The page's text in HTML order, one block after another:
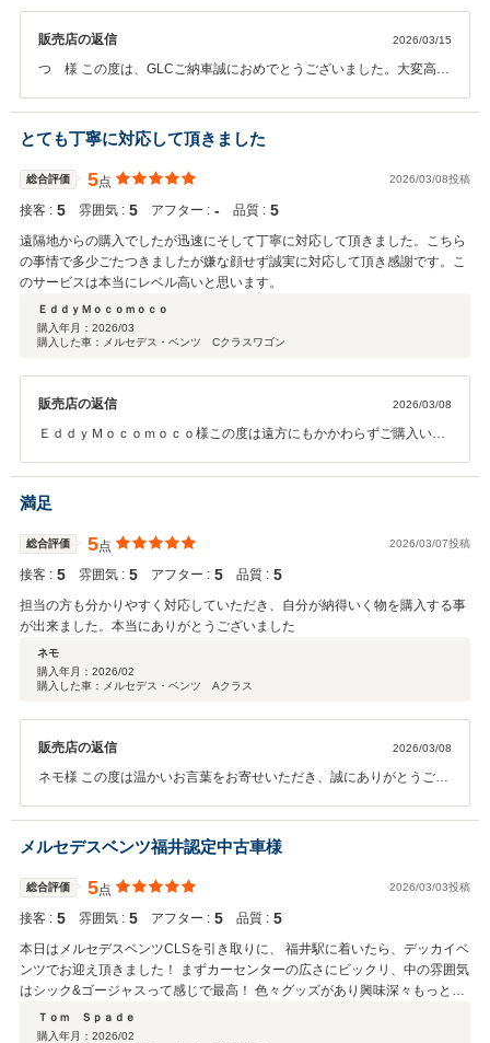
販売店の返信 2026/03/15
つ 様 この度は、GLCご納車誠におめでとうございました。大変高評
いよいよドライブシーズン到来です。海へ山へ素敵なドライブをお楽
しみください。今後ともよろしくお願いいたします。
とても丁寧に対応して頂きました
総合評価 5点 2026/03/08投稿
接客 : 5 雰囲気 : 5 アフター : ‐ 品質 : 5
遠隔地からの購入でしたが迅速にそして丁寧に対応して頂きました。こちら
の事情で多少ごたつきましたが嫌な顔せず誠実に対応して頂き感謝です。こ
のサービスは本当にレベル高いと思います。
ＥｄｄｙＭｏｃｏｍｏｃｏ
購入年月： 2026/03
購入した車：メルセデス・ベンツ Cクラスワゴン
販売店の返信 2026/03/08
ＥｄｄｙＭｏｃｏｍｏｃｏ様この度は遠方にもかかわらずご購入いた
価を頂戴し、心より御礼申し上げます。 お手続きの中でご不便をおか
けした部分もあったかと存じますが、温かいお言葉をいただき大変励
かつ丁寧な対応を心掛けてまいります。 お車のことで何かご不明点な
どございましたら、いつでもお気軽にご連絡ください。 今後ともどう
ぞよろしくお願いいたします。
満足
総合評価 5点 2026/03/07投稿
接客 : 5 雰囲気 : 5 アフター : 5 品質 : 5
担当の方も分かりやすく対応していただき、自分が納得いく物を購入する事
が出来ました。本当にありがとうございました
ネモ
購入年月： 2026/02
購入した車：メルセデス・ベンツ Aクラス
販売店の返信 2026/03/08
ネモ様 この度は温かいお言葉をお寄せいただき、誠にありがとうござ
る一台をご購入いただけたとのこと、私どもも大変嬉しく思っており
ます。 お車選びは大きなお買い物でもあり、ご不安やご不明点も多い
当として何よりの喜びでございます。 これから始まるカーライフが快
適で楽しいものとなりますよう、スタッフ一同しっかりとサポートさ
せていただきます。お車のことでご不明な点やお困りのことがござい
ましたら、どんな些細なことでもお気軽にご相談ください。 改めまし
て、この度は誠にありがとうございました。 今後とも末永いお付き合
いのほど、どうぞよろしくお願い申し上げます。
メルセデスベンツ福井認定中古車様
総合評価 5点 2026/03/03投稿
接客 : 5 雰囲気 : 5 アフター : 5 品質 : 5
本日はメルセデスベンツCLSを引き取りに、 福井駅に着いたら、デッカイベ
ンツでお迎え頂きました！ まずカーセンターの広さにビックリ、中の雰囲気
はシック&ゴージャスって感じで最高！ 色々グッズがあり興味深々もっと見
たかったけど時間がなくて、 (ベンツチョコありがとうございます) そしてス
タッフの方々の温かなご対応に感激！ 少しの時間でしたが楽しいひと時をあ
Ｔｏｍ Ｓｐａｄｅ
購入年月： 2026/02